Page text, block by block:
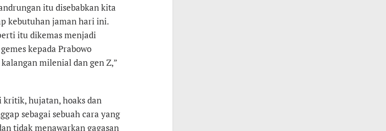
itu disebabkan kita
kebutuhan jaman hari ini.
itu dikemas menjadi
kepada Prabowo
milenial dan gen Z,”
kritik, hujatan, hoaks dan
sebagai sebuah cara yang
tidak menawarkan gagasan